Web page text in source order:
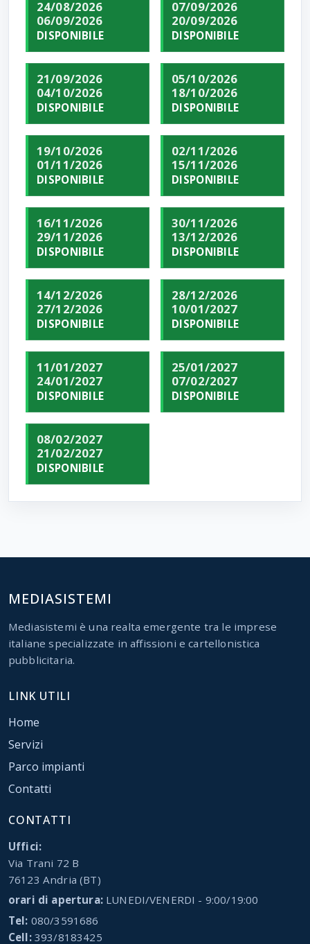
24/08/2026
06/09/2026
DISPONIBILE
07/09/2026
20/09/2026
DISPONIBILE
21/09/2026
04/10/2026
DISPONIBILE
05/10/2026
18/10/2026
DISPONIBILE
19/10/2026
01/11/2026
DISPONIBILE
02/11/2026
15/11/2026
DISPONIBILE
16/11/2026
29/11/2026
DISPONIBILE
30/11/2026
13/12/2026
DISPONIBILE
14/12/2026
27/12/2026
DISPONIBILE
28/12/2026
10/01/2027
DISPONIBILE
11/01/2027
24/01/2027
DISPONIBILE
25/01/2027
07/02/2027
DISPONIBILE
08/02/2027
21/02/2027
DISPONIBILE
MEDIASISTEMI
Mediasistemi è una realta emergente tra le imprese
italiane specializzate in affissioni e cartellonistica
pubblicitaria.
LINK UTILI
Home
Servizi
Parco impianti
Contatti
CONTATTI
Uffici:
Via Trani 72 B
76123 Andria (BT)
orari di apertura:LUNEDI/VENERDI - 9:00/19:00
Tel: 080/3591686
Cell:393/8183425